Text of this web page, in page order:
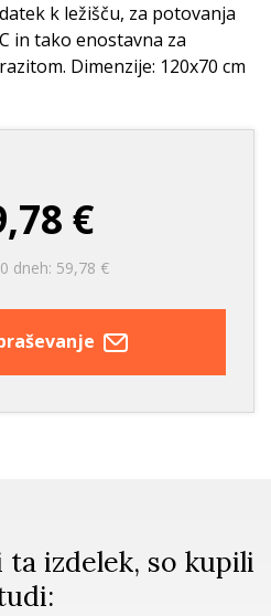
k ležišču, za potovanja
in tako enostavna za
Dimenzije: 120x70 cm
€
dneh: 59,78 €
izdelek, so kupili